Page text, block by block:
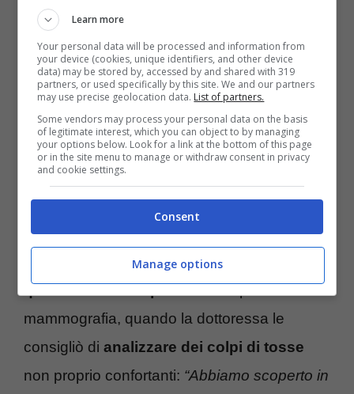
serviranno per l’operazione”.
“Ammetto che ho paura, perché si tratta di
ma sento l’appoggio di tutte le persone che
mi vogliono bene”.
“Non mi vergogno della malattia”
Eleonora Giorgi ha scoperto la
questo tumore al pancreasdopo una
mammografia, quando la dottoressa le
consigliò di analizzare dei colpi di tosse
non proprio confortanti: “Abbiamo scoperto in
Learn more
Your personal data will be processed and information from
your device (cookies, unique identifiers, and other device
data) may be stored by, accessed by and shared with 319
partners, or used specifically by this site. We and our partners
may use precise geolocation data. List of partners.
Some vendors may process your personal data on the basis
of legitimate interest, which you can object to by managing
your options below. Look for a link at the bottom of this page
or in the site menu to manage or withdraw consent in privacy
and cookie settings.
Consent
Manage options